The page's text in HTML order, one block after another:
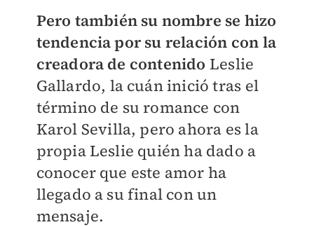
Pero también su nombre se hizo
tendencia por su relación con la
creadora de contenido Leslie
Gallardo, la cuán inició tras el
término de su romance con
Karol Sevilla, pero ahora es la
propia Leslie quién ha dado a
conocer que este amor ha
llegado a su final con un
mensaje.